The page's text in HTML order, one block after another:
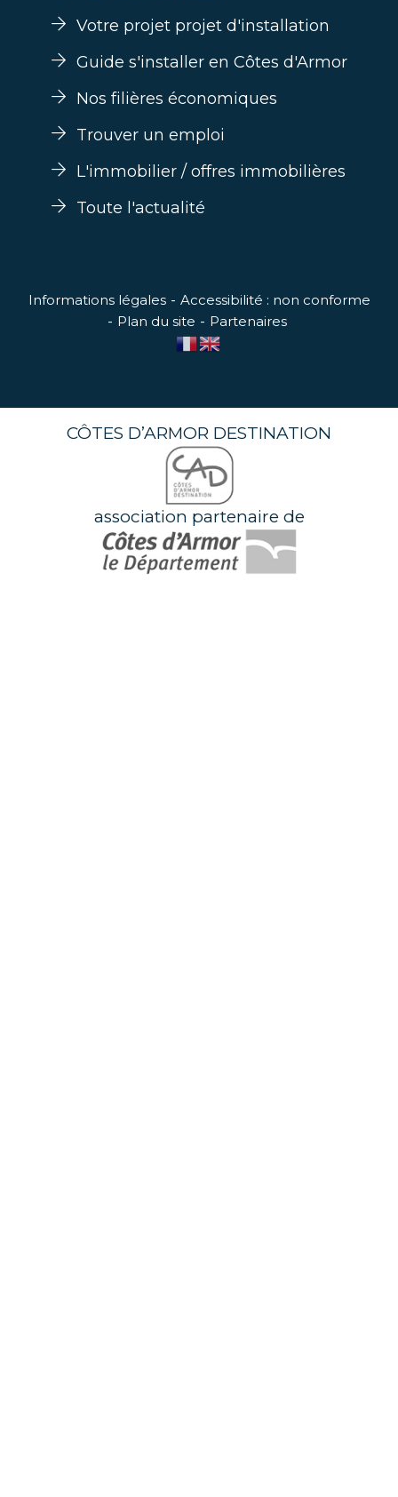
Votre projet projet d'installation
Guide s'installer en Côtes d'Armor
Nos filières économiques
Trouver un emploi
L'immobilier / offres immobilières
Toute l'actualité
Informations légales
Accessibilité : non conforme
Plan du site
Partenaires
CÔTES D’ARMOR DESTINATION
association partenaire de